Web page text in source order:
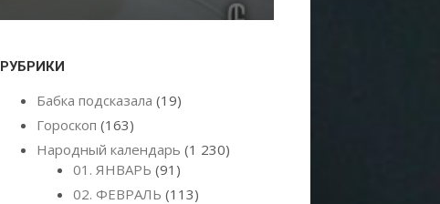
РУБРИКИ
Бабка подсказала (19)
Гороскоп (163)
Народный календарь (1 230)
01. ЯНВАРЬ (91)
02. ФЕВРАЛЬ (113)